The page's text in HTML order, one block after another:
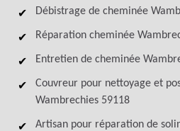
Débistrage de cheminée
Réparation cheminée
Entretien de cheminée
Couvreur pour nettoyage et
Wambrechies 59118
Artisan pour réparation de